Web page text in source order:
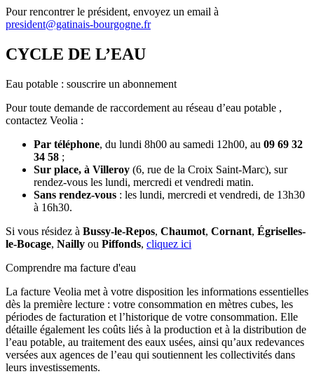
Pour rencontrer le président, envoyez un email à
president@gatinais-bourgogne.fr
CYCLE DE L’EAU
Eau potable : souscrire un abonnement
Pour toute demande de raccordement au réseau d’eau potable ,
contactez Veolia :
Par téléphone, du lundi 8h00 au samedi 12h00, au 09 69 32
34 58 ;
Sur place, à Villeroy (6, rue de la Croix Saint-Marc), sur
rendez-vous les lundi, mercredi et vendredi matin.
Sans rendez-vous : les lundi, mercredi et vendredi, de 13h30
à 16h30.
Si vous résidez à Bussy-le-Repos, Chaumot, Cornant, Égriselles-
le-Bocage, Nailly ou Piffonds, cliquez ici
Comprendre ma facture d'eau
La facture Veolia met à votre disposition les informations essentielles
dès la première lecture : votre consommation en mètres cubes, les
périodes de facturation et l’historique de votre consommation. Elle
détaille également les coûts liés à la production et à la distribution de
l’eau potable, au traitement des eaux usées, ainsi qu’aux redevances
versées aux agences de l’eau qui soutiennent les collectivités dans
leurs investissements.